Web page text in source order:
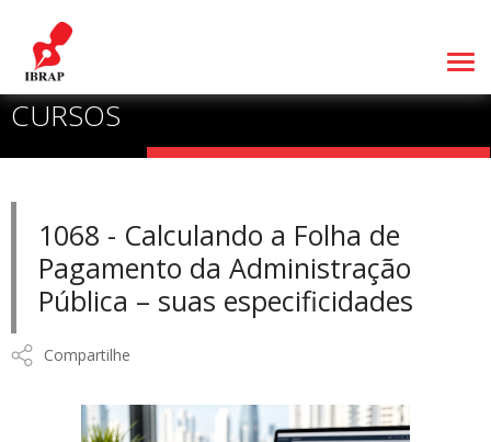
CURSOS
1068 - Calculando a Folha de
Pagamento da Administração
Pública – suas especificidades
Compartilhe